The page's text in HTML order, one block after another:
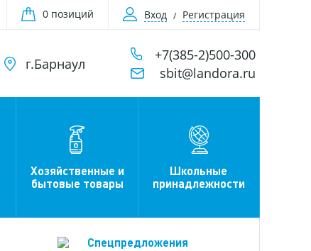
0 позиций Вход Регистрация
г.Барнаул
+7(385-2)500-300
sbit@landora.ru
Хозяйственные и
бытовые товары
Школьные
принадлежности
Спецпредложения